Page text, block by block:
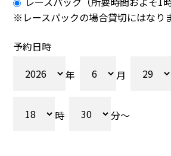
※レースパックの場合貸切にはなり
予約日時
年 月
時 分～